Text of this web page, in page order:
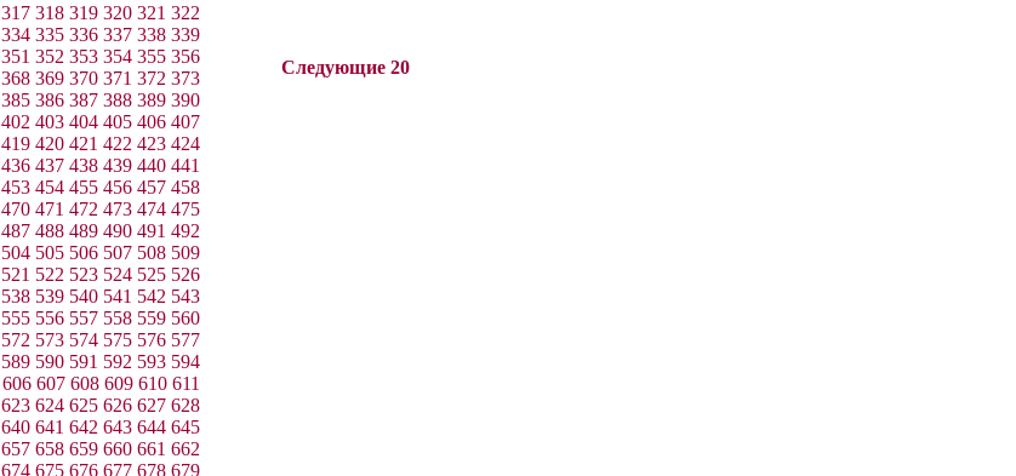
317 318 319 320 321 322
334 335 336 337 338 339
351 352 353 354 355 356
368 369 370 371 372 373
385 386 387 388 389 390
402 403 404 405 406 407
419 420 421 422 423 424
436 437 438 439 440 441
453 454 455 456 457 458
470 471 472 473 474 475
487 488 489 490 491 492
504 505 506 507 508 509
521 522 523 524 525 526
538 539 540 541 542 543
555 556 557 558 559 560
572 573 574 575 576 577
589 590 591 592 593 594
606 607 608 609 610 611
623 624 625 626 627 628
640 641 642 643 644 645
657 658 659 660 661 662
674 675 676 677 678 679
Следующие 20